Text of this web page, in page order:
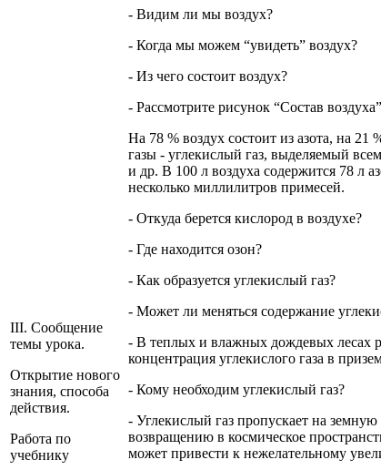
III. Сообщение
темы урока.
Открытие нового
знания, способа
действия.
Работа по
учебнику
- Видим ли мы воздух?
- Когда мы можем “увидеть” воздух?
- Из чего состоит воздух?
- Рассмотрите рисунок “Состав
На 78 % воздух состоит из азота, на 21
газы - углекислый газ, выделяемый
и др. В 100 л воздуха содержится 78 л
несколько миллилитров примесей.
- Откуда берется кислород в воздухе?
- Где находится озон?
- Как образуется углекислый газ?
- Может ли меняться содержание
- В теплых и влажных дождевых лесах
концентрация углекислого газа в
- Кому необходим углекислый газ?
- Углекислый газ пропускает на земную
возвращению в космическое
может привести к нежелательному